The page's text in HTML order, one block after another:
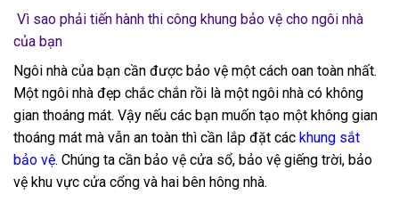
Vì sao phải tiến hành thi công khung bảo vệ cho ngôi nhà
của bạn
Ngôi nhà của bạn cần được bảo vệ một cách oan toàn nhất.
Một ngôi nhà đẹp chắc chắn rồi là một ngôi nhà có không
gian thoáng mát. Vậy nếu các bạn muốn tạo một không gian
thoáng mát mà vẫn an toàn thì cần lắp đặt các khung sắt
bảo vệ. Chúng ta cần bảo vệ cửa sổ, bảo vệ giếng trời, bảo
vệ khu vực cửa cổng và hai bên hông nhà.